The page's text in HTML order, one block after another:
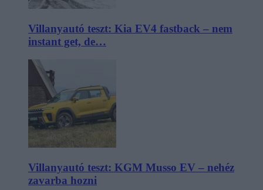
Villanyautó teszt: Kia EV4 fastback – nem
instant get, de…
Villanyautó teszt: KGM Musso EV – nehéz
zavarba hozni